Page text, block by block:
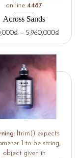
on line 4487
Across Sands
₫ – 5,960,000₫
: ltrim() expects
1 to be string,
object given in